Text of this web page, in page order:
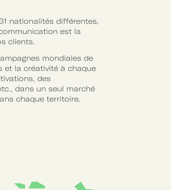
nationalités différentes,
est la
clients.
mondiales de
et la créativité à chaque
des
dans un seul marché
chaque territoire.